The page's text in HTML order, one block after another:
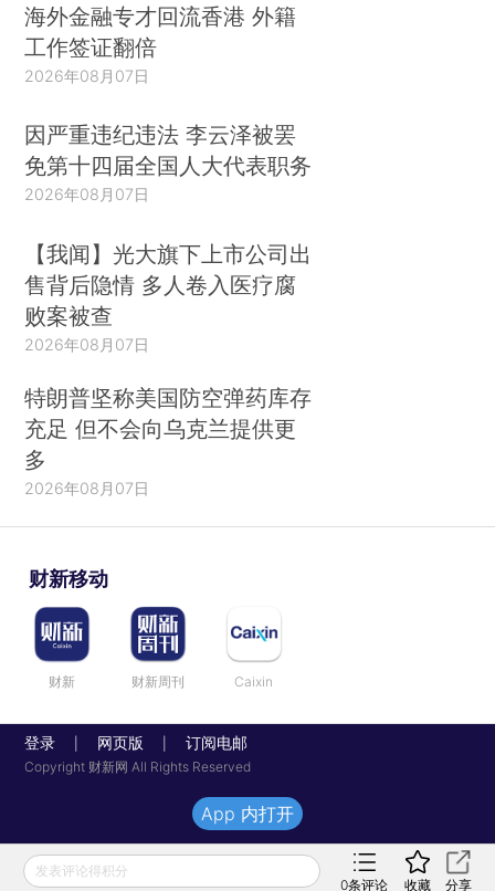
海外金融专才回流香港 外籍
工作签证翻倍
2026年08月07日
因严重违纪违法 李云泽被罢
免第十四届全国人大代表职务
2026年08月07日
【我闻】光大旗下上市公司出
售背后隐情 多人卷入医疗腐
败案被查
2026年08月07日
特朗普坚称美国防空弹药库存
充足 但不会向乌克兰提供更
多
2026年08月07日
财新移动
财新 财新周刊 Caixin
登录 网页版 订阅电邮
Copyright 财新网 All Rights Reserved
发表评论得积分
0条评论 收藏 分享
App 内打开